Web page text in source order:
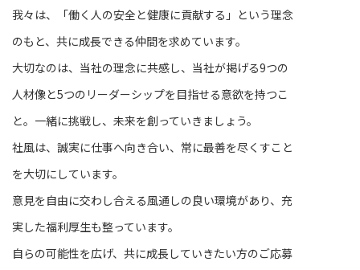
我々は、「働く人の安全と健康に貢献する」という理念
のもと、共に成長できる仲間を求めています。
大切なのは、当社の理念に共感し、当社が掲げる9つの
人材像と5つのリーダーシップを目指せる意欲を持つこ
と。一緒に挑戦し、未来を創っていきましょう。
社風は、誠実に仕事へ向き合い、常に最善を尽くすこと
を大切にしています。
意見を自由に交わし合える風通しの良い環境があり、充
実した福利厚生も整っています。
自らの可能性を広げ、共に成長していきたい方のご応募